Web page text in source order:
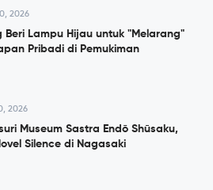
2026
Beri Lampu Hijau untuk "Melarang"
Pribadi di Pemukiman
2026
Museum Sastra Endō Shūsaku,
Silence di Nagasaki